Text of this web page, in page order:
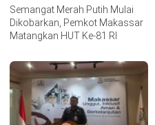
Semangat Merah Putih Mulai
Dikobarkan, Pemkot Makassar
Matangkan HUT Ke-81 RI